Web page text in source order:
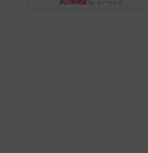
約13時間前by おーちゃん